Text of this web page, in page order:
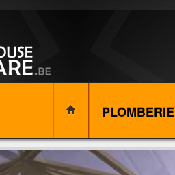
PLOMBERIE